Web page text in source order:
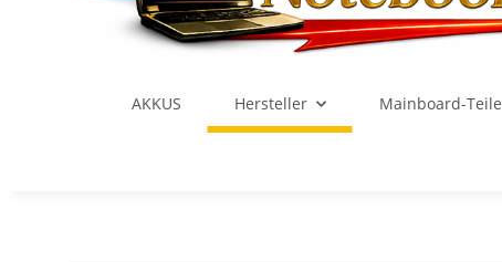
AKKUS Hersteller Mainboard-Teile